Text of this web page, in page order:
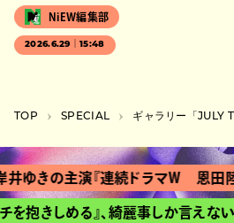
NiEW編集部
2026.6.29｜15:48
TOP SPECIAL ギャラリー「JULY TREE」のオシダアヤは、試行錯誤し
きの主演『連続ドラマＷ 恩田陸 ユ
きしめる』、綺麗事しか言えない少